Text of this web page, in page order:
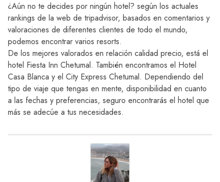
¿Aún no te decides por ningún hotel? según los actuales
rankings de la web de tripadvisor, basados en comentarios y
valoraciones de diferentes clientes de todo el mundo,
podemos encontrar varios resorts.
De los mejores valorados en relación calidad precio, está el
hotel Fiesta Inn Chetumal. También encontramos el Hotel
Casa Blanca y el City Express Chetumal. Dependiendo del
tipo de viaje que tengas en mente, disponibilidad en cuanto
a las fechas y preferencias, seguro encontrarás el hotel que
más se adecúe a tus necesidades.